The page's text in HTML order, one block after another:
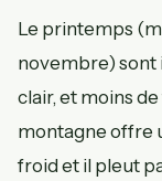
Le printemps
novembre) sont
clair, et moins
montagne offre
froid et il pleut